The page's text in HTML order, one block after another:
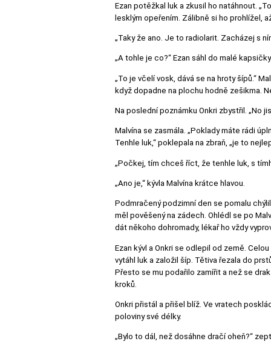
Ezan potěžkal luk a zkusil ho natáhnout.
lesklým opeřením. Zálibně si ho prohlížel,
„Taky že ano. Je to radiolarit. Zacházej s
„A tohle je co?“ Ezan sáhl do malé
„To je včelí vosk, dává se na hroty šípů.“
když dopadne na plochu hodně zešikma.
Na poslední poznámku Onkri zbystřil. „No
Malvína se zasmála. „Poklady máte rádi
Tenhle luk,“ poklepala na zbraň, „je to
„Počkej, tím chceš říct, že tenhle luk, s
„Ano je,“ kývla Malvína krátce hlavou.
Podmračený podzimní den se pomalu
měl pověšený na zádech. Ohlédl se po
dát někoho dohromady, lékař ho vždy
Ezan kývl a Onkri se odlepil od země.
vytáhl luk a založil šíp. Tětiva řezala do
Přesto se mu podařilo zamířit a než se
kroků.
Onkri přistál a přišel blíž. Ve vratech
poloviny své délky.
„Bylo to dál, než dosáhne dračí oheň?“